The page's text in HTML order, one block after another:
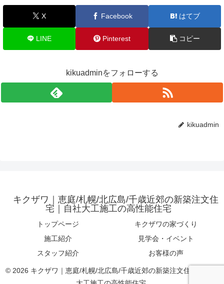
X Facebook はてブ
LINE Pinterest コピー
kikuadminをフォローする
kikuadmin
キクザワ｜恵庭/札幌/北広島/千歳近郊の新築注文住
宅｜自社大工施工の高性能住宅
トップページ
キクザワの家づくり
施工紹介
見学会・イベント
スタッフ紹介
お客様の声
© 2026 キクザワ｜恵庭/札幌/北広島/千歳近郊の新築注文住宅｜自社